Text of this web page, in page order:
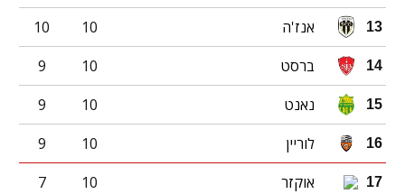
13 אנז'ה 10
10
14 ברסט 10
9
15 נאנט 10
9
16 לוריין 10
9
17 אוקזר 10
7